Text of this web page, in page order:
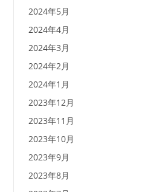
2024年5月
2024年4月
2024年3月
2024年2月
2024年1月
2023年12月
2023年11月
2023年10月
2023年9月
2023年8月